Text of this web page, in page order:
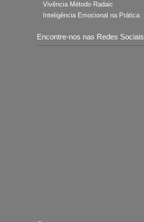
Vivência Método Radaic
Inteligência Emocional na Prática
Encontre-nos nas Redes Sociais